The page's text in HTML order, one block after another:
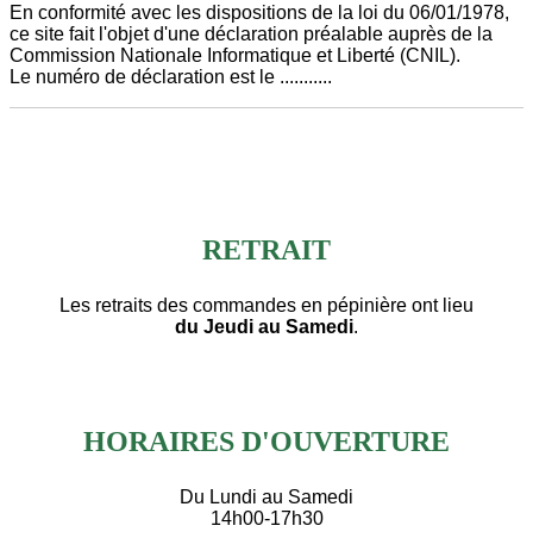
En conformité avec les dispositions de la loi du 06/01/1978,
ce site fait l'objet d'une déclaration préalable auprès de la
Commission Nationale Informatique et Liberté (CNIL).
Le numéro de déclaration est le ...........
RETRAIT
Les retraits des commandes en pépinière ont lieu
du Jeudi au Samedi.
HORAIRES D'OUVERTURE
Du Lundi au Samedi
14h00-17h30